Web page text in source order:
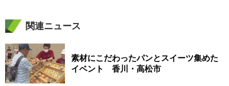
関連ニュース
素材にこだわったパンとスイーツ集めた
イベント 香川・高松市